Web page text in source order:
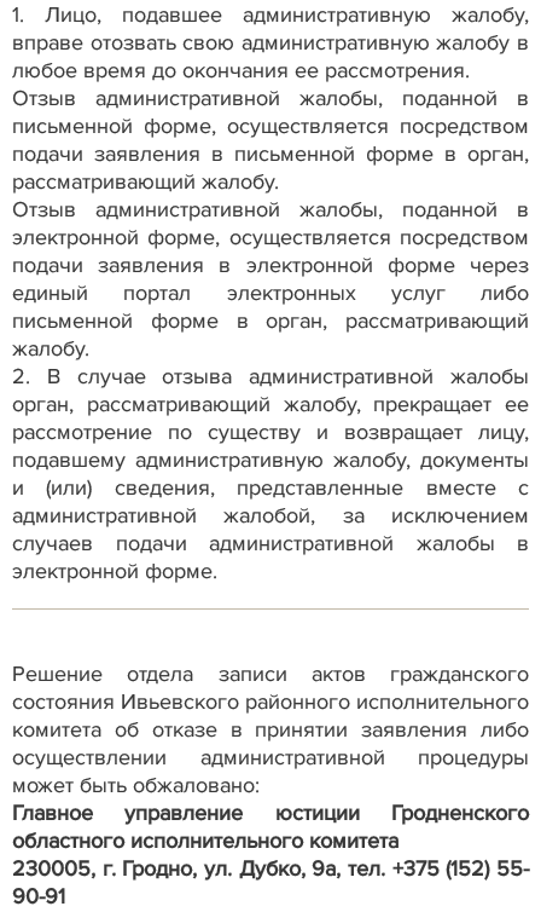
1. Лицо, подавшее административную жалобу,
вправе отозвать свою административную жалобу в
любое время до окончания ее рассмотрения.
Отзыв административной жалобы, поданной в
письменной форме, осуществляется посредством
подачи заявления в письменной форме в орган,
рассматривающий жалобу.
Отзыв административной жалобы, поданной в
электронной форме, осуществляется посредством
подачи заявления в электронной форме через
единый портал электронных услуг либо
письменной форме в орган, рассматривающий
жалобу.
2. В случае отзыва административной жалобы
орган, рассматривающий жалобу, прекращает ее
рассмотрение по существу и возвращает лицу,
подавшему административную жалобу, документы
и (или) сведения, представленные вместе с
административной жалобой, за исключением
случаев подачи административной жалобы в
электронной форме.
Решение отдела записи актов гражданского
состояния Ивьевского районного исполнительного
комитета об отказе в принятии заявления либо
осуществлении административной процедуры
может быть обжаловано:
Главное управление юстиции Гродненского
областного исполнительного комитета
230005, г. Гродно, ул. Дубко, 9а, тел. +375 (152) 55-
90-91